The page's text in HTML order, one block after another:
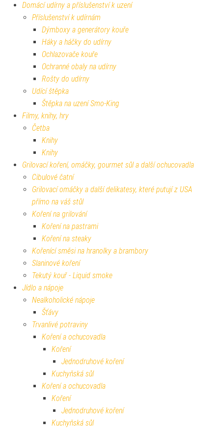
Domácí udírny a příslušenství k uzení
Příslušenství k udírnám
Dýmboxy a generátory kouře
Háky a háčky do udírny
Ochlazovače kouře
Ochranné obaly na udírny
Rošty do udírny
Udící štěpka
Štěpka na uzení Smo-King
Filmy, knihy, hry
Četba
Knihy
Knihy
Grilovací koření, omáčky, gourmet sůl a další ochucovadla
Cibulové čatní
Grilovací omáčky a další delikatesy, které putují z USA
přímo na váš stůl
Koření na grilování
Koření na pastrami
Koření na steaky
Kořenící směsi na hranolky a brambory
Slaninové koření
Tekutý kouř - Liquid smoke
Jídlo a nápoje
Nealkoholické nápoje
Šťávy
Trvanlivé potraviny
Koření a ochucovadla
Koření
Jednodruhové koření
Kuchyňská sůl
Koření a ochucovadla
Koření
Jednodruhové koření
Kuchyňská sůl